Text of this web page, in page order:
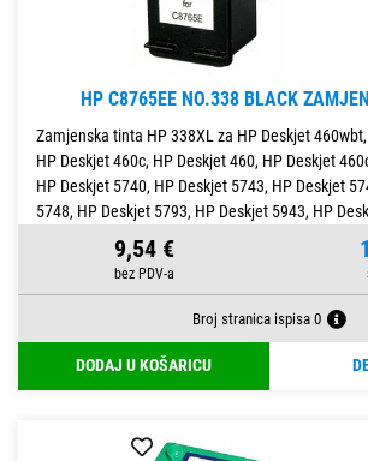
HP C8765EE NO.338 BLACK
Zamjenska tinta HP 338XL za HP Deskjet
HP Deskjet 460c, HP Deskjet 460, HP Deskjet
HP Deskjet 5740, HP Deskjet 5743, HP Deskjet
5748, HP Deskjet 5793, HP Deskjet 5943, HP
9,54 €
Broj stranica ispisa 0
DODAJ U KOŠARICU